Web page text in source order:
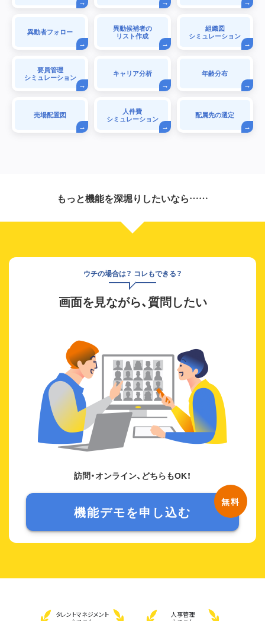
異動者フォロー 異動候補者の
リスト作成
組織図
シミュレーション
要員管理
シミュレーション キャリア分析 年齢分布
売場配置図 人件費
シミュレーション 配属先の選定
もっと機能を深堀りしたいなら……
ウチの場合は？ コレもできる？
画面を見ながら、質問したい
訪問・オンライン、どちらもOK！
機能デモを申し込む
タレントマネジメント
人事管理